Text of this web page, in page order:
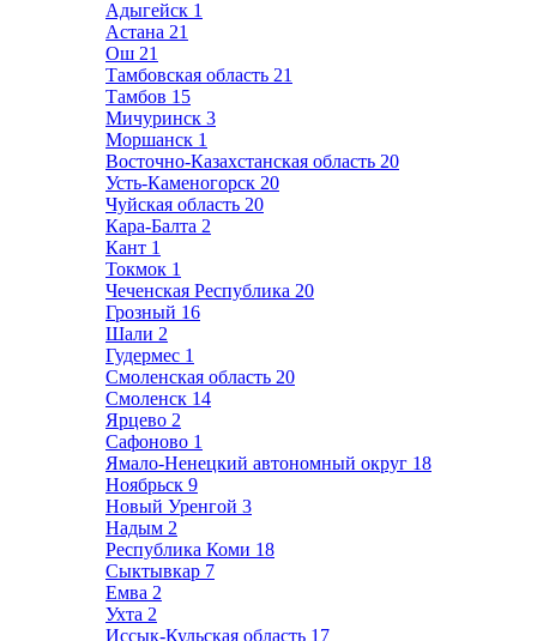
Адыгейск 1
Астана 21
Ош 21
Тамбовская область 21
Тамбов 15
Мичуринск 3
Моршанск 1
Восточно-Казахстанская область 20
Усть-Каменогорск 20
Чуйская область 20
Кара-Балта 2
Кант 1
Токмок 1
Чеченская Республика 20
Грозный 16
Шали 2
Гудермес 1
Смоленская область 20
Смоленск 14
Ярцево 2
Сафоново 1
Ямало-Ненецкий автономный округ 18
Ноябрьск 9
Новый Уренгой 3
Надым 2
Республика Коми 18
Сыктывкар 7
Емва 2
Ухта 2
Иссык-Кульская область 17